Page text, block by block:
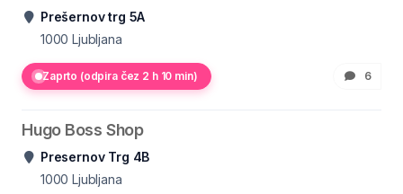
Prešernov trg 5A
1000 Ljubljana
Zaprto (odpira čez 2 h 10 min) 6
Hugo Boss Shop
Presernov Trg 4B
1000 Ljubljana